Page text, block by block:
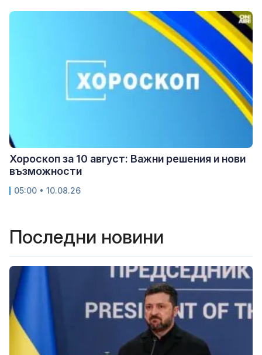
Хороскоп за 10 август: Важни решения и нови
възможности
05:00 • 10.08.26
Последни новини